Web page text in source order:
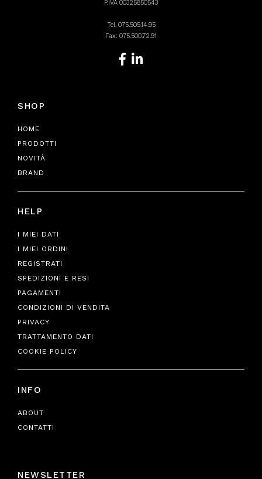
P.IVA 00325850543
Tel. 075.505.14.95
Fax: 075.500.72.91
SHOP
HOME
PRODOTTI
NOVITÀ
BRAND
HELP
I MIEI DATI
I MIEI ORDINI
REGISTRATI
SPEDIZIONI E RESI
PAGAMENTI
CONDIZIONI DI VENDITA
PRIVACY
TRATTAMENTO DATI
COOKIE POLICY
INFO
ABOUT
CONTATTI
NEWSLETTER